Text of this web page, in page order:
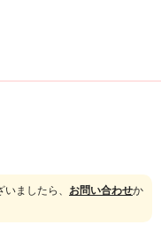
ましたら、 お問い合わせか